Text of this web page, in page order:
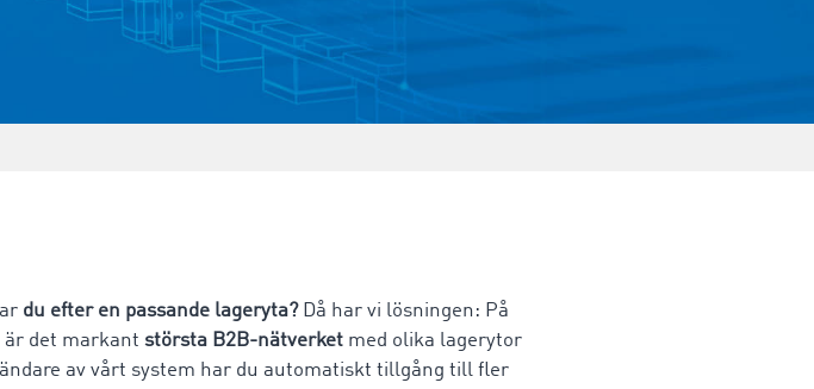
du efter en passande lageryta?Då har vi lösningen: På
är det markant största B2B-nätverket med olika lagerytor
av vårt system har du automatiskt tillgång till fler